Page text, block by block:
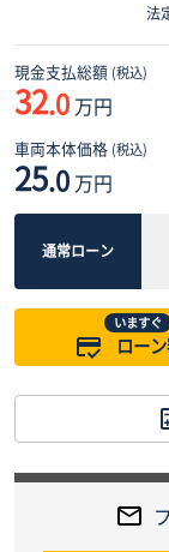
法
現金支払総額 (税込)
32.0 万円
車両本体価格 (税込)
25.0 万円
通常ローン
いますぐ
ロー